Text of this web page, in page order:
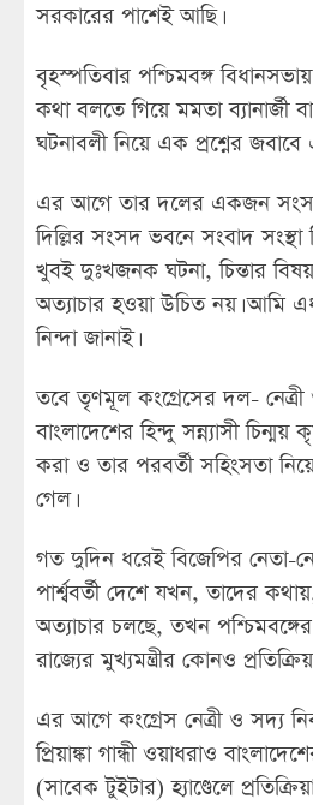
সরকারের পাশেই আছি।
বৃহস্পতিবার পশ্চিমবঙ্গ
কথা বলতে গিয়ে মমতা ব্যানার্জী
ঘটনাবলী নিয়ে এক প্রশ্নের জবাবে
এর আগে তার দলের একজন
দিল্লির সংসদ ভবনে সংবাদ
খুবই দুঃখজনক ঘটনা, চিন্তার
অত্যাচার হওয়া উচিত নয়। আমি
নিন্দা জানাই।
তবে তৃণমূল কংগ্রেসের দল- নেত্রী
বাংলাদেশের হিন্দু সন্ন্যাসী
করা ও তার পরবর্তী সহিংসতা
গেল।
গত দুদিন ধরেই বিজেপির নেতা-
পার্শ্ববর্তী দেশে যখন, তাদের
অত্যাচার চলছে, তখন
রাজ্যের মুখ্যমন্ত্রীর কোনও
এর আগে কংগ্রেস নেত্রী ও সদ্য
প্রিয়াঙ্কা গান্ধী ওয়াধরাও
(সাবেক টুইটার) হ্যাণ্ডেলে